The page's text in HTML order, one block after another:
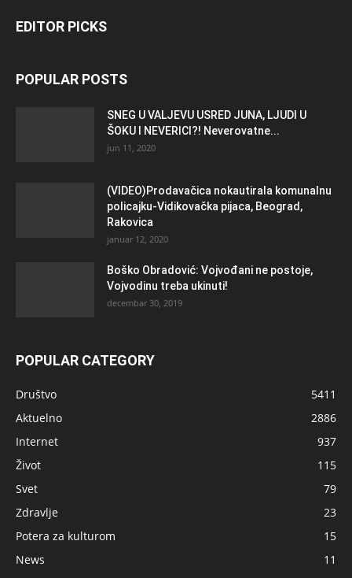
EDITOR PICKS
POPULAR POSTS
SNEG U VALJEVU USRED JUNA, LJUDI U
ŠOKU I NEVERICI?! Neverovatne...
jun 11, 2020
(VIDEO)Prodavačica nokautirala komunalnu
policajku-Vidikovačka pijaca, Beograd,
Rakovica
januar 12, 2020
Boško Obradović: Vojvođani ne postoje,
Vojvodinu treba ukinuti!
decembar 30, 2019
POPULAR CATEGORY
Društvo
5411
Aktuelno
2886
Internet
937
Život
115
Svet
79
Zdravlje
23
Potera za kulturom
15
News
11